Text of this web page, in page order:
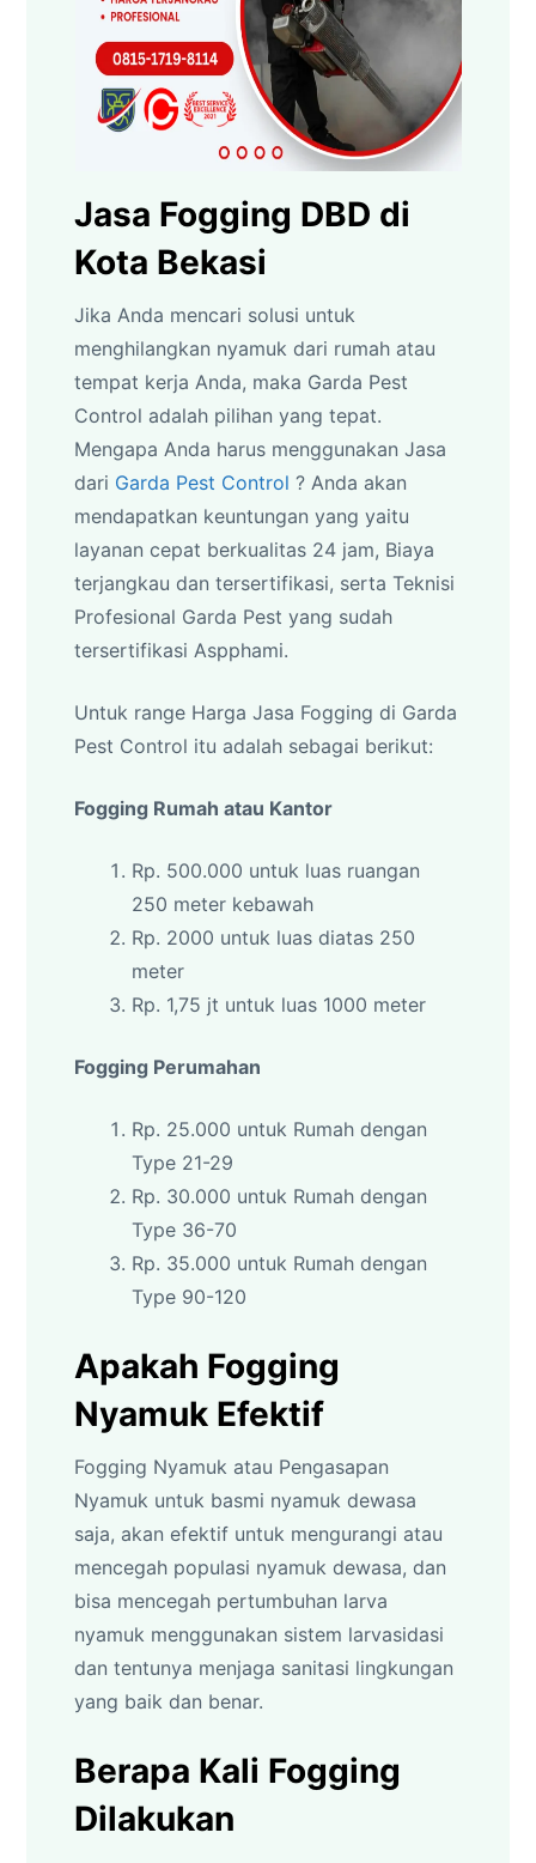
Jasa Fogging DBD di
Kota Bekasi
Jika Anda mencari solusi untuk
menghilangkan nyamuk dari rumah atau
tempat kerja Anda, maka Garda Pest
Control adalah pilihan yang tepat.
Mengapa Anda harus menggunakan Jasa
dari Garda Pest Control ? Anda akan
mendapatkan keuntungan yang yaitu
layanan cepat berkualitas 24 jam, Biaya
terjangkau dan tersertifikasi, serta Teknisi
Profesional Garda Pest yang sudah
tersertifikasi Aspphami.
Untuk range Harga Jasa Fogging di Garda
Pest Control itu adalah sebagai berikut:
Fogging Rumah atau Kantor
Rp. 500.000 untuk luas ruangan
250 meter kebawah
Rp. 2000 untuk luas diatas 250
meter
Rp. 1,75 jt untuk luas 1000 meter
Fogging Perumahan
Rp. 25.000 untuk Rumah dengan
Type 21-29
Rp. 30.000 untuk Rumah dengan
Type 36-70
Rp. 35.000 untuk Rumah dengan
Type 90-120
Apakah Fogging
Nyamuk Efektif
Fogging Nyamuk atau Pengasapan
Nyamuk untuk basmi nyamuk dewasa
saja, akan efektif untuk mengurangi atau
mencegah populasi nyamuk dewasa, dan
bisa mencegah pertumbuhan larva
nyamuk menggunakan sistem larvasidasi
dan tentunya menjaga sanitasi lingkungan
yang baik dan benar.
Berapa Kali Fogging
Dilakukan